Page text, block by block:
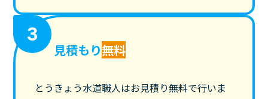
3
見積もり無料
とうきょう水道職人はお見積り無料で行いま